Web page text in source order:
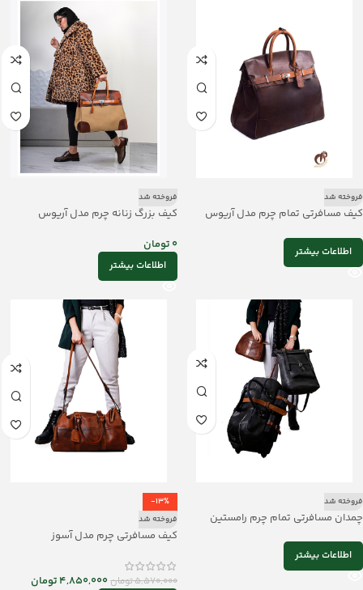
فروخته شد
کیف مسافرتی تمام چرم مدل آریوس
اطلاعات بیشتر
فروخته شد
کیف بزرگ زنانه چرم مدل آریوس
0 تومان
اطلاعات بیشتر
فروخته شد
چمدان مسافرتی تمام چرم رامستین
اطلاعات بیشتر
-13%
فروخته شد
کیف مسافرتی چرم مدل آسوز
5,570,000تومان4,850,000تومان